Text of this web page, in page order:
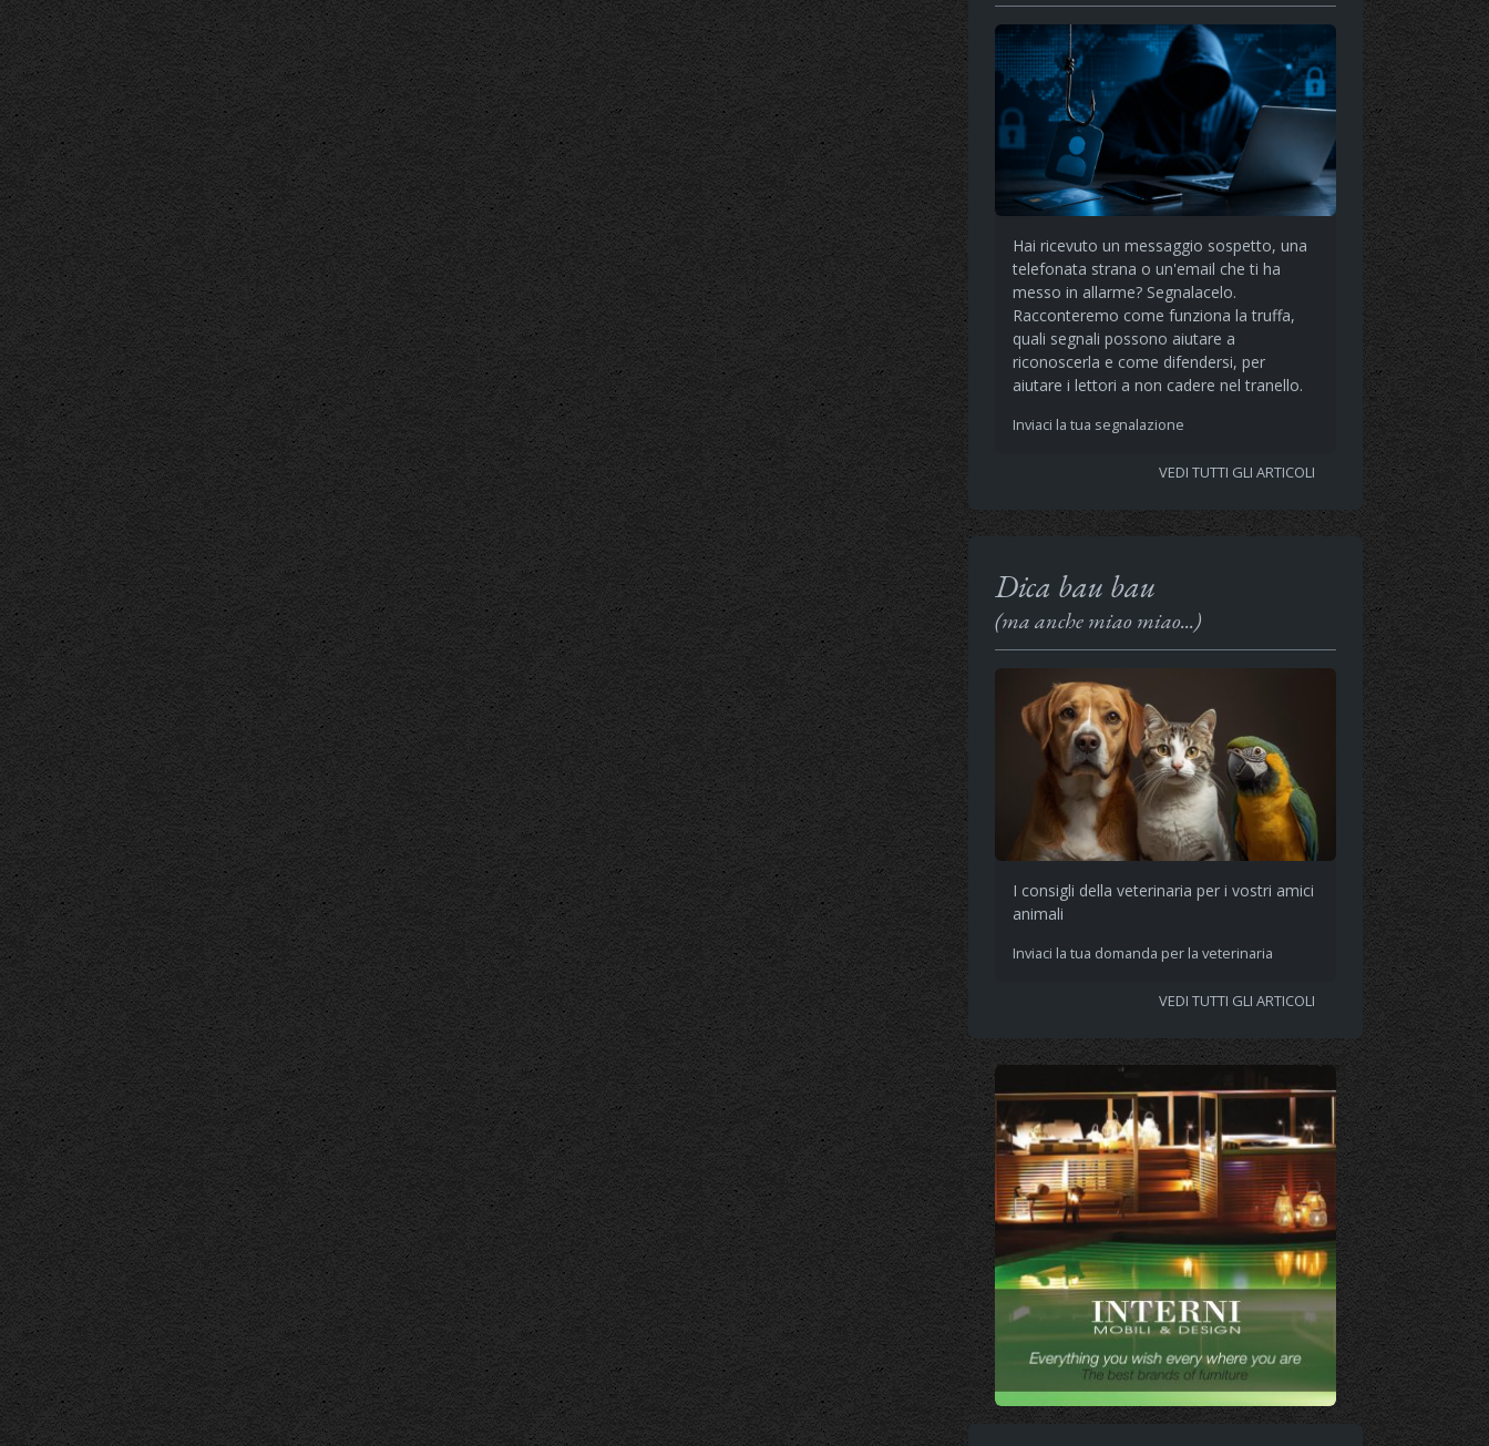
Hai ricevuto un messaggio sospetto, una
telefonata strana o un'email che ti ha
messo in allarme? Segnalacelo.
Racconteremo come funziona la truffa,
quali segnali possono aiutare a
riconoscerla e come difendersi, per
aiutare i lettori a non cadere nel tranello.
Inviaci la tua segnalazione
VEDI TUTTI GLI ARTICOLI
Dica bau bau
(ma anche miao miao...)
I consigli della veterinaria per i vostri amici
animali
Inviaci la tua domanda per la veterinaria
VEDI TUTTI GLI ARTICOLI